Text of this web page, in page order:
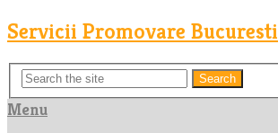
Servicii Promovare Bucuresti
Search
Menu